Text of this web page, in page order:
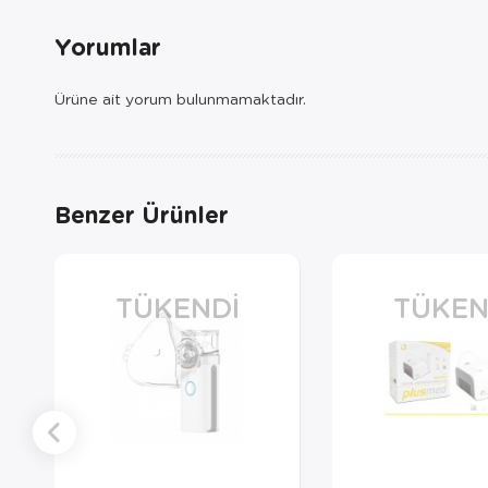
Yorumlar
Ürüne ait yorum bulunmamaktadır.
Benzer Ürünler
TÜKENDI